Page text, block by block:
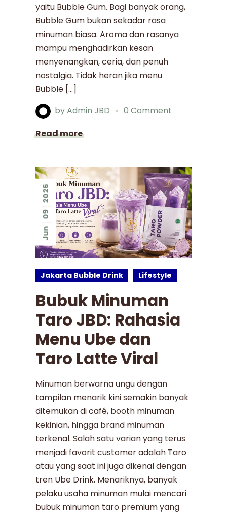
yaitu Bubble Gum. Bagi banyak orang,
Bubble Gum bukan sekadar rasa
minuman biasa. Aroma dan rasanya
mampu menghadirkan kesan
menyenangkan, ceria, dan penuh
nostalgia. Tidak heran jika menu
Bubble […]
byAdmin JBD
0 Comment
Read more
Jun
09
2026
Jakarta Bubble Drink Lifestyle
Bubuk Minuman
Taro JBD: Rahasia
Menu Ube dan
Taro Latte Viral
Minuman berwarna ungu dengan
tampilan menarik kini semakin banyak
ditemukan di café, booth minuman
kekinian, hingga brand minuman
terkenal. Salah satu varian yang terus
menjadi favorit customer adalah Taro
atau yang saat ini juga dikenal dengan
tren Ube Drink. Menariknya, banyak
pelaku usaha minuman mulai mencari
bubuk minuman taro premium yang